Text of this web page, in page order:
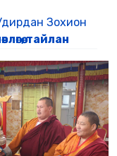
Зохион
тайлан